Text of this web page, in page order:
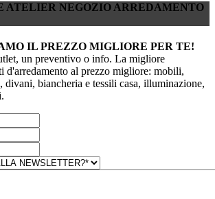
ATELIER NEGOZIO ARREDAMENTO
IL PREZZO MIGLIORE PER TE!
un preventivo o info. La migliore
d'arredamento al prezzo migliore: mobili,
divani, biancheria e tessili casa, illuminazione,